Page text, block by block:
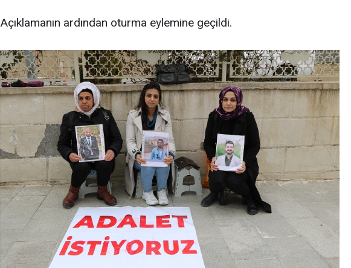
Açıklamanın ardından oturma eylemine geçildi.